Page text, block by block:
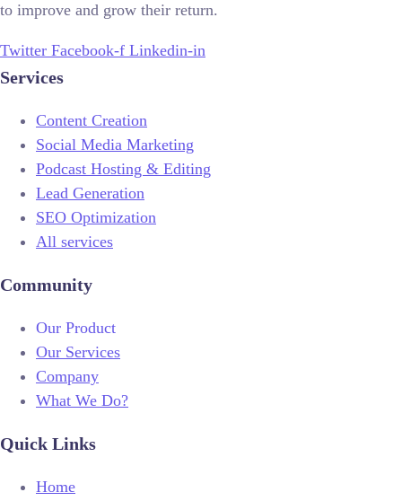
to improve and grow their return.
Twitter Facebook-f Linkedin-in
Services
Content Creation
Social Media Marketing
Podcast Hosting & Editing
Lead Generation
SEO Optimization
All services
Community
Our Product
Our Services
Company
What We Do?
Quick Links
Home